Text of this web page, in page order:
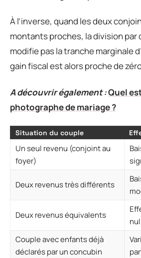
À l’inverse, quand les deux
montants proches, la division par
modifie pas la tranche marginale
gain fiscal est alors proche de
A découvrir également :Quel
photographe de mariage ?
Situation du couple
Un seul revenu (conjoint au
foyer)
Deux revenus très différents
Deux revenus équivalents
nul
Couple avec enfants déjà
déclarés par un concubin